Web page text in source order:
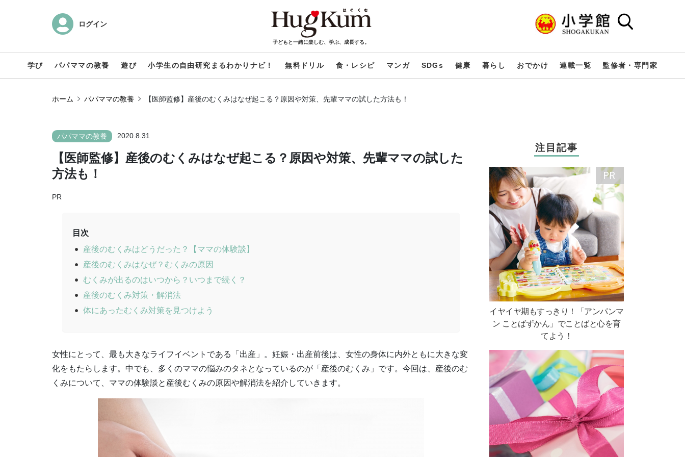
ログイン
子どもと一緒に楽しむ、学ぶ、成長する。
学び パパママの教養 遊び 小学生の自由研究まるわかりナビ！ 無料ドリル 食・レシピ マンガ SDGs 健康 暮らし おでかけ 連載一覧 監修者・専門家
ホーム パパママの教養 【医師監修】産後のむくみはなぜ起こる？原因や対策、先輩ママの試した方法も！
パパママの教養 2020.8.31
【医師監修】産後のむくみはなぜ起こる？原因や対策、先輩ママの試した
方法も！
PR
目次
産後のむくみはどうだった？【ママの体験談】
産後のむくみはなぜ？むくみの原因
むくみが出るのはいつから？いつまで続く？
産後のむくみ対策・解消法
体にあったむくみ対策を見つけよう
女性にとって、最も大きなライフイベントである「出産」。妊娠・出産前後は、女性の身体に内外ともに大きな変
化をもたらします。中でも、多くのママの悩みのタネとなっているのが「産後のむくみ」です。今回は、産後のむ
くみについて、ママの体験談と産後むくみの原因や解消法を紹介していきます。
注目記事
イヤイヤ期もすっきり！「アンパンマ
ン ことばずかん」でことばと心を育
てよう！